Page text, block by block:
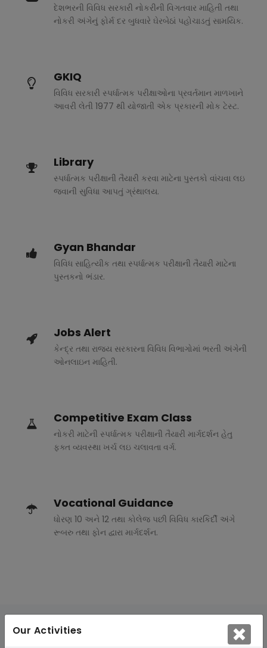
Our Activities
દેશભરની વિવિધ સરકારી નોકરીની વિગતવાર માહિતી તથા
નોકરી અંગેનું ફોર્મ દર બુધવારે ઘેરબેઠાં પહોચાડતું સામયિક.
GKIQ
વિવિધ સરકારી સ્પર્ધાત્મક પરીક્ષાઓના પ્રવર્તમાન માળખાને
આવરી લેતી 1977 થી યોજાતી એક પ્રકારની મોક ટેસ્ટ.
Library
સ્પર્ધાત્મક પરીક્ષાની તૈયારી કરવા માટેના પુસ્તકો વાંચવા લઇ
જવાની સુવિધા આપતું ગ્રંથાલય.
Gyan Bhandar
વિવિધ સાહિત્યીક તથા સ્પર્ધાત્મક પરીક્ષાની તૈયારી માટેના
પુસ્તકનો ભંડાર.
Jobs Alert
કેન્દ્ર તથા રાજ્ય સરકારના વિવિધ વિભાગોમાં ભરતી અંગેની
ઓનલાઇન માહિતી.
Competitive Exam Class
નોકરી માટેની સ્પર્ધાત્મક પરીક્ષાની તૈયારી માર્ગદર્શન હેતુ
ફક્ત વ્યવસ્થા ખર્ચ લઇ ચલાવતા વર્ગ.
Vocational Guidance
ધોરણ 10 અને 12 તથા કોલેજ પછી વિવિધ કારકિર્દી અંગે
રૂબરુ તથા ફોન દ્વારા માર્ગદર્શન.